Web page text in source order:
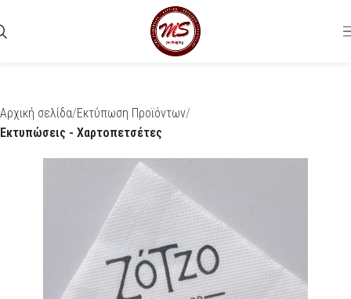
Αρχική σελίδα Εκτύπωση Προϊόντων
Εκτυπώσεις - Χαρτοπετσέτες